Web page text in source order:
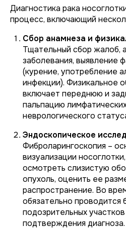
Диагностика рака
процесс, включающий
Сбор анамнеза и
Тщательный сбор жалоб,
заболевания, выявление
(курение, употребление
инфекции). Физикальное
включает переднюю и
пальпацию
неврологического
Эндоскопическое
Фиброларингоскопия –
визуализации
осмотреть слизистую
опухоль, оценить ее
распространение. Во
обязательно проводится
подозрительных
подтверждения диагноза.